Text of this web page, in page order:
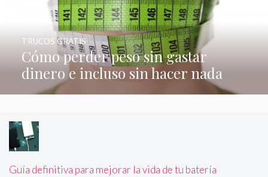
Cómo perder peso sin gastar
dinero e incluso sin hacer nada
TRUCOS GRATIS
Guía definitiva para mejorar la vida de tu batería